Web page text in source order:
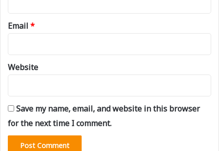
Email *
Website
Save my name, email, and website in this browser
for the next time I comment.